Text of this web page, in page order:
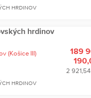
HRDINOV
hrdinov
(Košice III)
189
2
HRDINOV